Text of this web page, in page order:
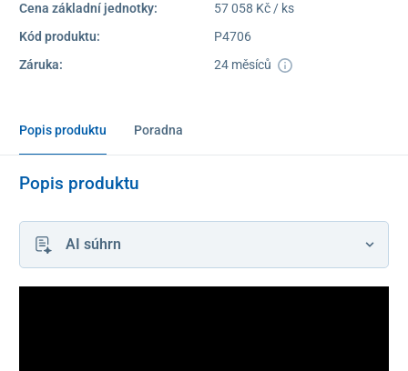
Cena základní jednotky:
57 058 Kč / ks
Kód produktu:
P4706
Záruka:
24 měsíců
Popis produktu Poradna
Popis produktu
AI súhrn